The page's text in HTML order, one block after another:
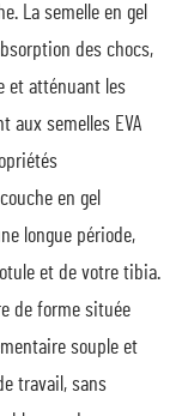
La semelle en gel
des chocs,
et atténuant les
aux semelles EVA
en gel
longue période,
et de votre tibia.
de forme située
souple et
travail, sans